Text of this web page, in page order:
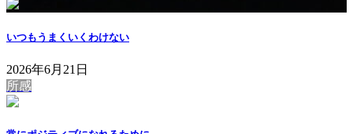
いつもうまくいくわけない
2026年6月21日
所感